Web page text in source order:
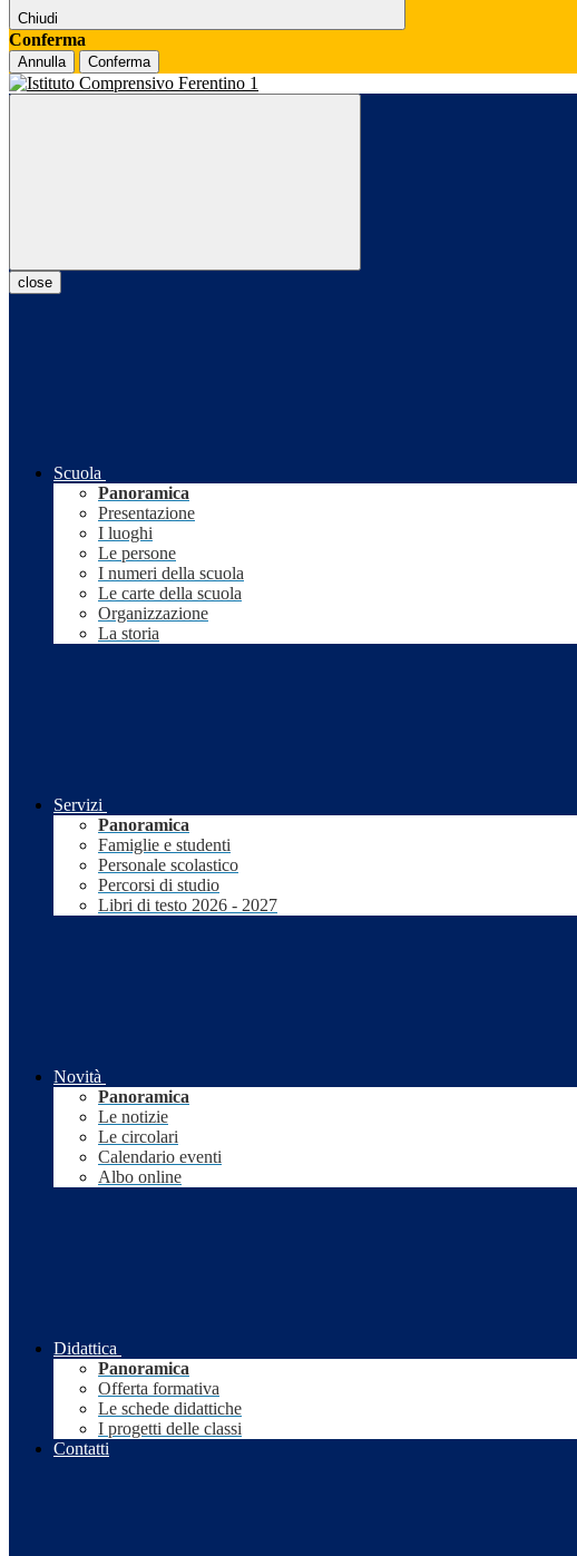
Chiudi
Conferma
Annulla Conferma
close
Scuola
Panoramica
Presentazione
I luoghi
Le persone
I numeri della scuola
Le carte della scuola
Organizzazione
La storia
Servizi
Panoramica
Famiglie e studenti
Personale scolastico
Percorsi di studio
Libri di testo 2026 - 2027
Novità
Panoramica
Le notizie
Le circolari
Calendario eventi
Albo online
Didattica
Panoramica
Offerta formativa
Le schede didattiche
I progetti delle classi
Contatti